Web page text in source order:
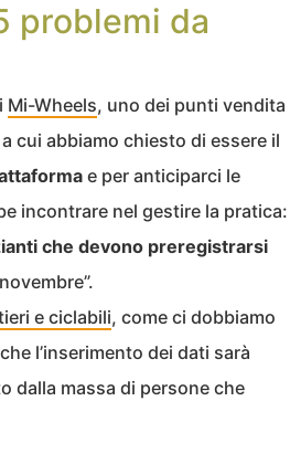
problemi da
Mi-Wheels, uno dei punti vendita
cui abbiamo chiesto di essere il
e per anticiparci le
incontrare nel gestire la pratica:
che devono preregistrarsi
e ciclabili, come ci dobbiamo
l’inserimento dei dati sarà
dalla massa di persone che